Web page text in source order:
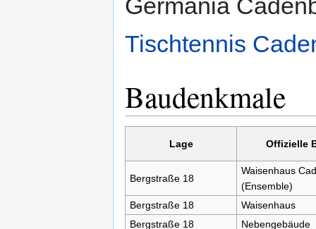
Germania
Tischtennis
Baudenkmale
Lage Offizielle
Bergstraße 18
Waisenhaus
(Ensemble)
Bergstraße 18
Waisenhaus
Bergstraße 18
Nebengebäude